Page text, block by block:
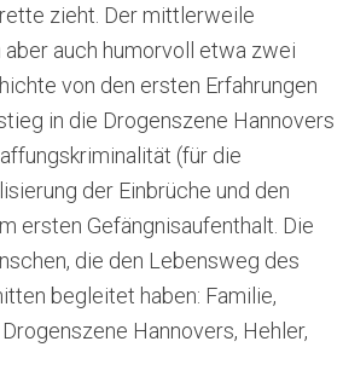
zieht. Der mittlerweile
auch humorvoll etwa zwei
von den ersten Erfahrungen
in die Drogenszene Hannovers
(für die
der Einbrüche und den
ersten Gefängnisaufenthalt. Die
die den Lebensweg des
begleitet haben: Familie,
Hannovers, Hehler,